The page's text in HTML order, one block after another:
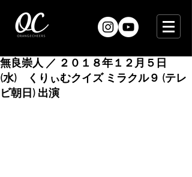
無良崇人 ／ ２０１８年１２月５日
(水) くりぃむクイズ ミラクル９ (テレ
ビ朝日) 出演